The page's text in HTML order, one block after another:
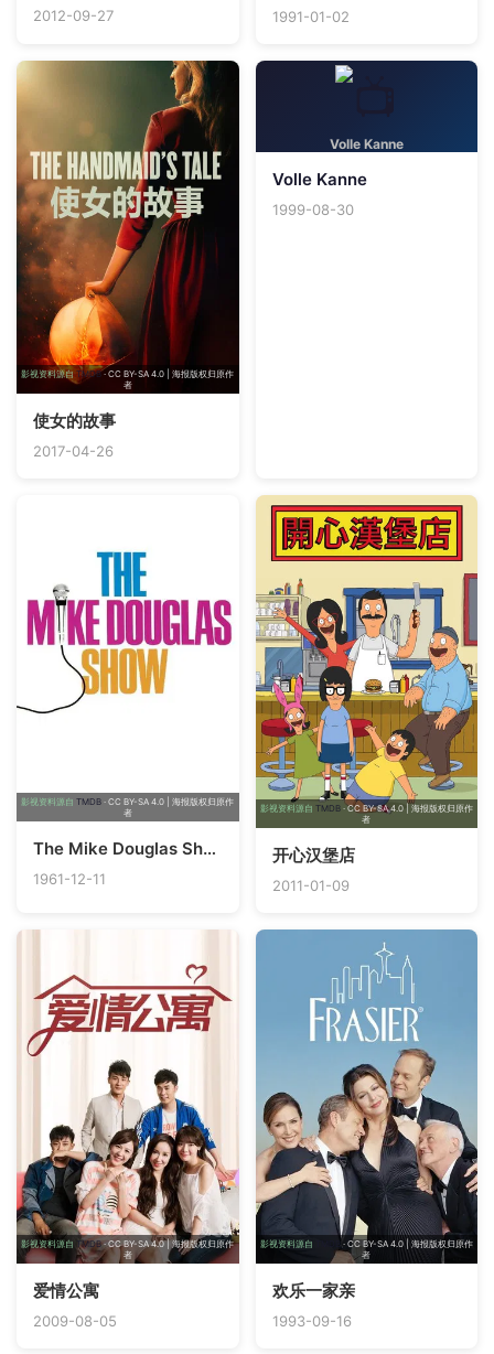
2012-09-27 1991-01-02
影视资料源自TMDB· CC BY-SA 4.0 | 海报版权归原作
者
使女的故事
2017-04-26
Volle Kanne
Volle Kanne
1999-08-30
影视资料源自TMDB · CC BY-SA 4.0 | 海报版权归原作
者
The Mike Douglas Show
1961-12-11
影视资料源自 TMDB· CC BY-SA 4.0 | 海报版权归原作
者
开心汉堡店
2011-01-09
影视资料源自 TMDB· CC BY-SA 4.0 | 海报版权归原作
者
爱情公寓
2009-08-05
影视资料源自 TMDB· CC BY-SA 4.0 | 海报版权归原作
者
欢乐一家亲
1993-09-16